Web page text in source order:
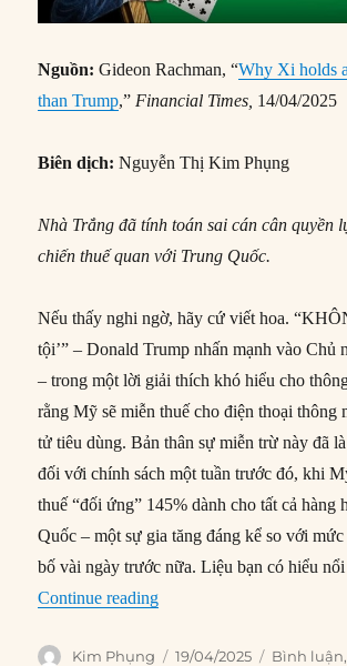
Nguồn: Gideon Rachman, “Why Xi holds
than Trump,” Financial Times, 14/04/2025
Biên dịch: Nguyễn Thị Kim Phụng
Nhà Trắng đã tính toán sai cán cân quyền
chiến thuế quan với Trung Quốc.
Nếu thấy nghi ngờ, hãy cứ viết hoa.
tội’” – Donald Trump nhấn mạnh vào Chủ
– trong một lời giải thích khó hiểu cho
rằng Mỹ sẽ miễn thuế cho điện thoại thông
tử tiêu dùng. Bản thân sự miễn trừ này đã
đối với chính sách một tuần trước đó, khi
thuế “đối ứng” 145% dành cho tất cả hàng
Quốc – một sự gia tăng đáng kể so với
bố vài ngày trước nữa. Liệu bạn có hiểu
Continue reading“Tại sao quân bài của
Author
Kim Phụng
Posted
19/04/2025 Categories
Bình luận,